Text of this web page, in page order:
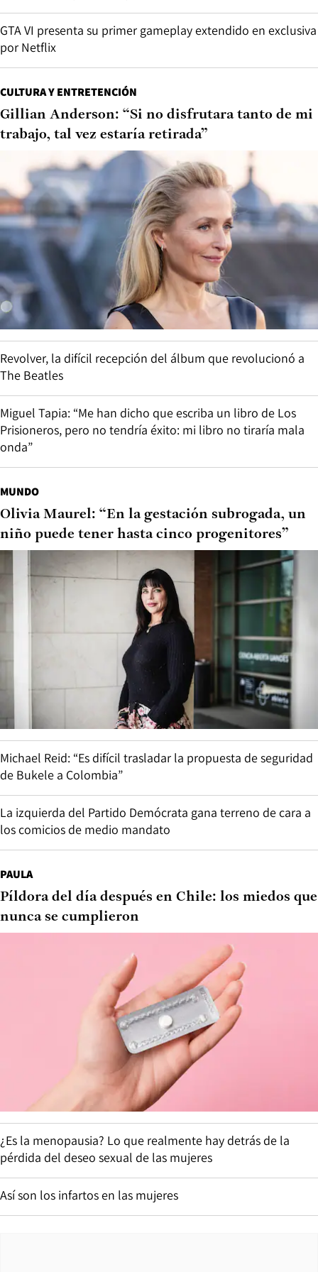
GTA VI presenta su primer gameplay extendido en exclusiva
por Netflix
CULTURA Y ENTRETENCIÓN
Gillian Anderson: “Si no disfrutara tanto de mi
trabajo, tal vez estaría retirada”
Revolver, la difícil recepción del álbum que revolucionó a
The Beatles
Miguel Tapia: “Me han dicho que escriba un libro de Los
Prisioneros, pero no tendría éxito: mi libro no tiraría mala
onda”
MUNDO
Olivia Maurel: “En la gestación subrogada, un
niño puede tener hasta cinco progenitores”
Michael Reid: “Es difícil trasladar la propuesta de seguridad
de Bukele a Colombia”
La izquierda del Partido Demócrata gana terreno de cara a
los comicios de medio mandato
PAULA
Píldora del día después en Chile: los miedos que
nunca se cumplieron
¿Es la menopausia? Lo que realmente hay detrás de la
pérdida del deseo sexual de las mujeres
Así son los infartos en las mujeres